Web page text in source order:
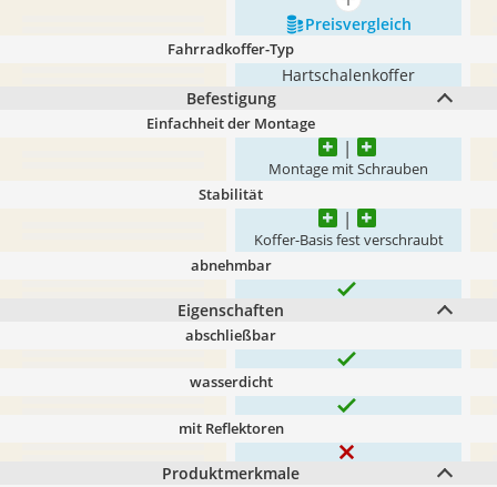
mehr anzeigen
Preis­vergleich
Fahrradkoffer-Typ
Hartschalenkoffer
Befestigung
Einfachheit der Montage
Montage mit Schrauben
Stabilität
Koffer-Basis fest verschraubt
abnehmbar
Eigenschaften
abschließbar
wasserdicht
mit Reflektoren
Produktmerkmale